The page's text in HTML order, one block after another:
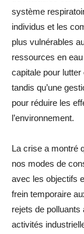
système
individus et les
plus vulnérables
ressources en
capitale pour
tandis qu’une
pour réduire les
l’environnement.
La crise a montré
nos modes de
avec les objectifs
frein temporaire
rejets de
activités